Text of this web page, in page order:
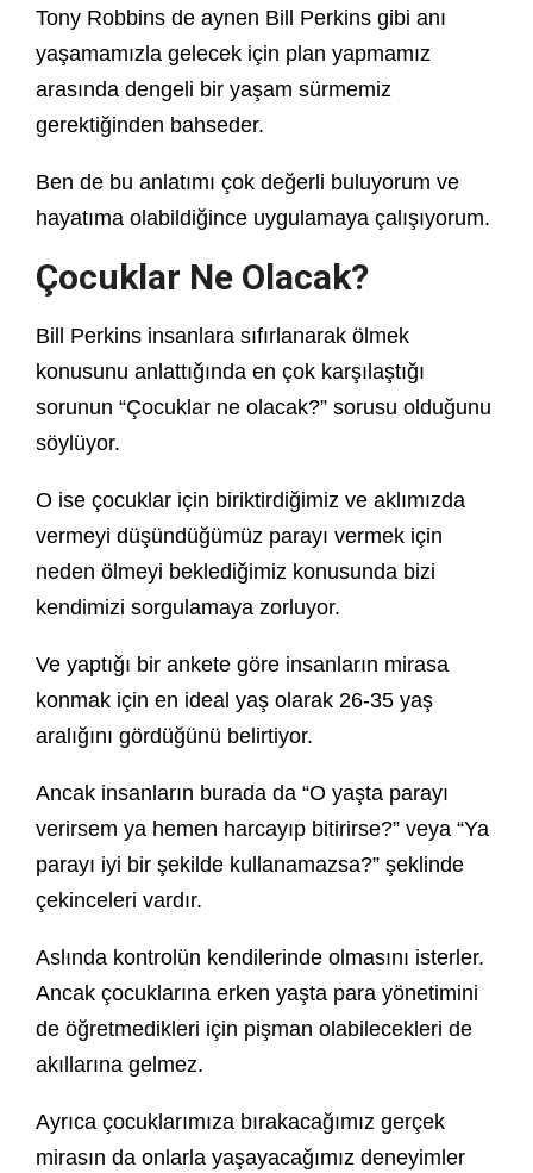
Tony Robbins de aynen Bill Perkins gibi anı
yaşamamızla gelecek için plan yapmamız
arasında dengeli bir yaşam sürmemiz
gerektiğinden bahseder.
Ben de bu anlatımı çok değerli buluyorum ve
hayatıma olabildiğince uygulamaya çalışıyorum.
Çocuklar Ne Olacak?
Bill Perkins insanlara sıfırlanarak ölmek
konusunu anlattığında en çok karşılaştığı
sorunun “Çocuklar ne olacak?” sorusu olduğunu
söylüyor.
O ise çocuklar için biriktirdiğimiz ve aklımızda
vermeyi düşündüğümüz parayı vermek için
neden ölmeyi beklediğimiz konusunda bizi
kendimizi sorgulamaya zorluyor.
Ve yaptığı bir ankete göre insanların mirasa
konmak için en ideal yaş olarak 26-35 yaş
aralığını gördüğünü belirtiyor.
Ancak insanların burada da “O yaşta parayı
verirsem ya hemen harcayıp bitirirse?” veya “Ya
parayı iyi bir şekilde kullanamazsa?” şeklinde
çekinceleri vardır.
Aslında kontrolün kendilerinde olmasını isterler.
Ancak çocuklarına erken yaşta para yönetimini
de öğretmedikleri için pişman olabilecekleri de
akıllarına gelmez.
Ayrıca çocuklarımıza bırakacağımız gerçek
mirasın da onlarla yaşayacağımız deneyimler